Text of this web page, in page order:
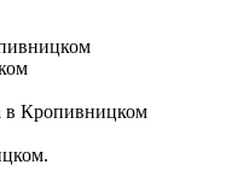
в Кропивницком